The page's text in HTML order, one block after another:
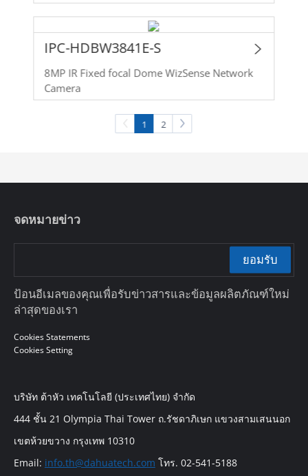
IPC-HDBW3841E-S
8MP IR Fixed focal Dome WizSense Network
Camera
1 2
จดหมายข่าว
ยอมรับ
ป้อนอีเมลของคุณเพื่อรับข่าวสารและข้อมูลผลิตภัณฑ์ใหม่
ล่าสุดของเรา
Cookies Statements
Cookies Setting
บริษัท ต้าหัว เทคโนโลยี (ประเทศไทย) จำกัด
444 ชั้น 21 Olympia Thai Tower ถ.รัชดาภิเษก แขวงสามเสนนอก
เขตห้วยขวาง กรุงเทพ 10310
Email: info.th@dahuatech.com โทร. 02-541-5188